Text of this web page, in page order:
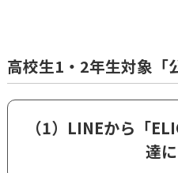
高校生1・2年生対象「
（1）LINEから「
達